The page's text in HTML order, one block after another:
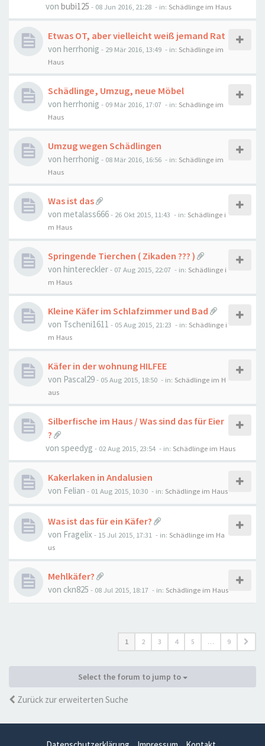
von bubi125 - 08 Jun 2016, 21:28 - in: Schädlinge im Haus
Etwas OT, aber vielleicht weiß jemand Rat
von herrhonig - 29 Mär 2016, 13:49 - in: Schädlinge im
Haus
Schädlinge, Umzug, neue Möbel
von herrhonig - 09 Mär 2016, 17:07 - in: Schädlinge im
Haus
Umzug wegen Schädlingen
von herrhonig - 08 Mär 2016, 16:56 - in: Schädlinge im
Haus
Was ist das
von metalass666- 26 Okt 2015, 11:43 - in: Schädlinge i
m Haus
Springende Tierchen ( Zikaden ??? )
von hintereckler- 07 Aug 2015, 22:07 - in: Schädlinge i
m Haus
Kleine Käfer im Schlafzimmer und Bad
von Tscheni1611 - 05 Aug 2015, 21:23 - in: Schädlinge i
m Haus
Käfer in der wohnung HILFEE
von Pascal29- 05 Aug 2015, 18:50 - in: Schädlinge im H
aus
Silberfische im Haus / Was sind das für Eier
?
von speedyg - 02 Aug 2015, 23:54 - in: Schädlinge im Haus
Kakerlaken in Andalusien
von Felian - 01 Aug 2015, 10:30 - in: Schädlinge im Haus
Was ist das für ein Käfer?
von Fragelix - 15 Jul 2015, 17:31 - in: Schädlinge im Ha
us
Mehlkäfer?
von ckn825 - 08 Jul 2015, 18:17 - in: Schädlinge im Haus
1 2 3 4 5 … 9
Select the forum to jump to
Zurück zur erweiterten Suche